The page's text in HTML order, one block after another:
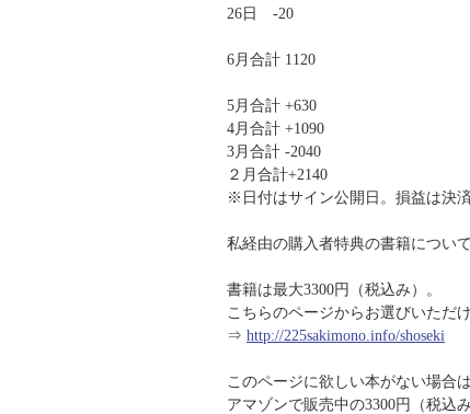
26日 -20
6月合計 1120
5月合計 +630
4月合計 +1090
3月合計 -2040
２月合計+2140
※日付はサイン公開日。損益は決
私経由の購入者特典の書籍につい
書籍は最大3300円（税込み）。
こちらのページからお選びいただけ
⇒ http://225sakimono.info/shoseki
このページに欲しい本がない場合は
アマゾンで販売中の3300円（税込